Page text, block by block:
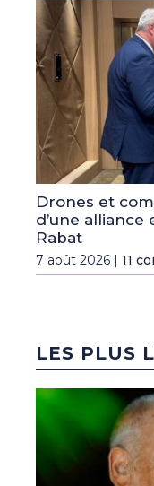
Drones et
d’une
Rabat
7 août 2026 | 11
LES PLUS